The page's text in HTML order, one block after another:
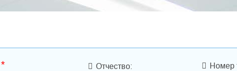
* Отчество:
Номер